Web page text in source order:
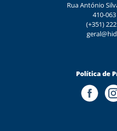
Rua António
410-
(+351)
Política de